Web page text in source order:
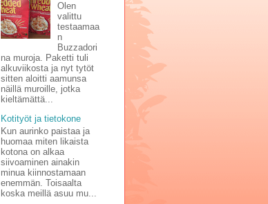
Olen
valittu
testaamaa
n
Buzzadori
na muroja. Paketti tuli
alkuviikosta ja nyt tytöt
sitten aloitti aamunsa
näillä muroille, jotka
kieltämättä...
Kotityöt ja tietokone
Kun aurinko paistaa ja
huomaa miten likaista
kotona on alkaa
siivoaminen ainakin
minua kiinnostamaan
enemmän. Toisaalta
koska meillä asuu mu...